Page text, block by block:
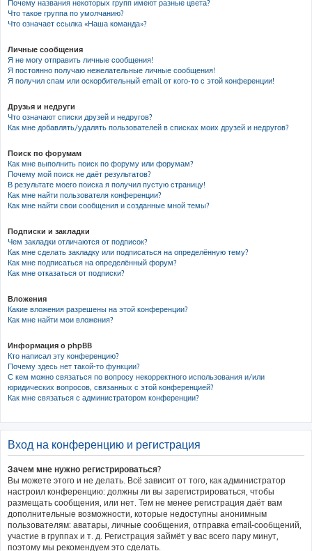
Почему названия некоторых групп имеют разные цвета?
Что такое группа по умолчанию?
Что означает ссылка «Наша команда»?
Личные сообщения
Я не могу отправить личные сообщения!
Я постоянно получаю нежелательные личные сообщения!
Я получил спам или оскорбительный email от кого-то с этой конференции!
Друзья и недруги
Что означают списки друзей и недругов?
Как мне добавлять/удалять пользователей в списках моих друзей и недругов?
Поиск по форумам
Как мне выполнить поиск по форуму или форумам?
Почему мой поиск не даёт результатов?
В результате моего поиска я получил пустую страницу!
Как мне найти пользователя конференции?
Как мне найти свои сообщения и созданные мной темы?
Подписки и закладки
Чем закладки отличаются от подписок?
Как мне сделать закладку или подписаться на определённую тему?
Как мне подписаться на определённый форум?
Как мне отказаться от подписки?
Вложения
Какие вложения разрешены на этой конференции?
Как мне найти мои вложения?
Информация о phpBB
Кто написал эту конференцию?
Почему здесь нет такой-то функции?
С кем можно связаться по вопросу некорректного использования и/или
юридических вопросов, связанных с этой конференцией?
Как мне связаться с администратором конференции?
Вход на конференцию и регистрация
Зачем мне нужно регистрироваться?
Вы можете этого и не делать. Всё зависит от того, как администратор
настроил конференцию: должны ли вы зарегистрироваться, чтобы
размещать сообщения, или нет. Тем не менее регистрация даёт вам
дополнительные возможности, которые недоступны анонимным
пользователям: аватары, личные сообщения, отправка email-сообщений,
участие в группах и т. д. Регистрация займёт у вас всего пару минут,
поэтому мы рекомендуем это сделать.